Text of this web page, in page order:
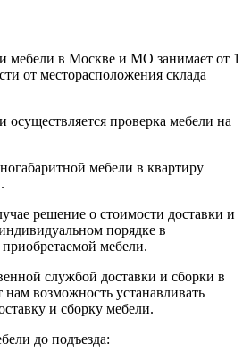
мебели в Москве и МО занимает от 1
от месторасположения склада
осуществляется проверка мебели на
мебели в квартиру
решение о стоимости доставки и
порядке в
мебели.
службой доставки и сборки в
возможность устанавливать
и сборку мебели.
до подъезда: